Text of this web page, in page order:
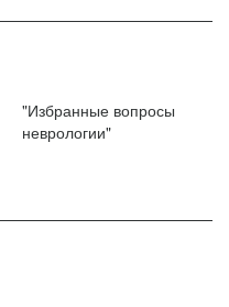
"Избранные вопросы
неврологии"